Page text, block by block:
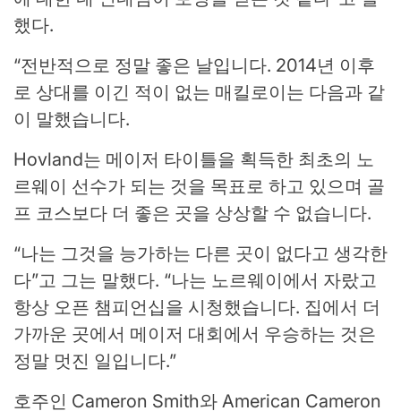
했다.
“전반적으로 정말 좋은 날입니다. 2014년 이후
로 상대를 이긴 적이 없는 매킬로이는 다음과 같
이 말했습니다.
Hovland는 메이저 타이틀을 획득한 최초의 노
르웨이 선수가 되는 것을 목표로 하고 있으며 골
프 코스보다 더 좋은 곳을 상상할 수 없습니다.
“나는 그것을 능가하는 다른 곳이 없다고 생각한
다”고 그는 말했다. “나는 노르웨이에서 자랐고
항상 오픈 챔피언십을 시청했습니다. 집에서 더
가까운 곳에서 메이저 대회에서 우승하는 것은
정말 멋진 일입니다.”
호주인 Cameron Smith와 American Cameron